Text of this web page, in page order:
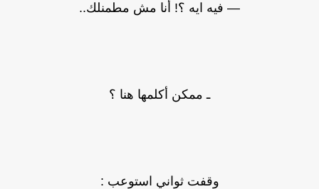
— فيه ايه ؟! أنا مش مطمنلك..
ـ ممكن أكلمها هنا ؟
وقفت ثواني استوعب :